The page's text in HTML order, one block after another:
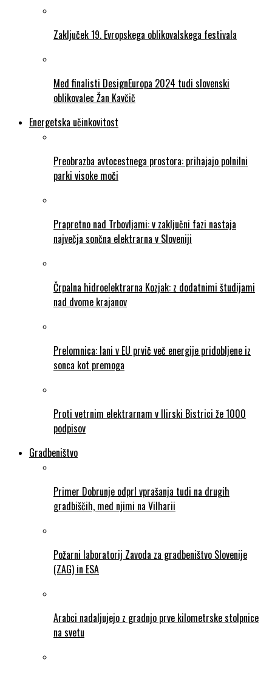
Zaključek 19. Evropskega oblikovalskega festivala
Med finalisti DesignEuropa 2024 tudi slovenski
oblikovalec Žan Kavčič
Energetska učinkovitost
Preobrazba avtocestnega prostora: prihajajo polnilni
parki visoke moči
Prapretno nad Trbovljami: v zaključni fazi nastaja
največja sončna elektrarna v Sloveniji
Črpalna hidroelektrarna Kozjak: z dodatnimi študijami
nad dvome krajanov
Prelomnica: lani v EU prvič več energije pridobljene iz
sonca kot premoga
Proti vetrnim elektrarnam v Ilirski Bistrici že 1000
podpisov
Gradbeništvo
Primer Dobrunje odprl vprašanja tudi na drugih
gradbiščih, med njimi na Vilharii
Požarni laboratorij Zavoda za gradbeništvo Slovenije
(ZAG) in ESA
Arabci nadaljujejo z gradnjo prve kilometrske stolpnice
na svetu